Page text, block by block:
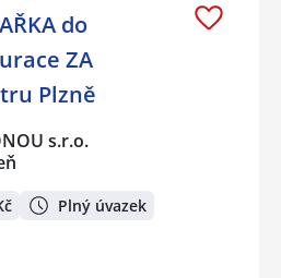
do
ZA
Plzně
s.r.o.
Plný úvazek